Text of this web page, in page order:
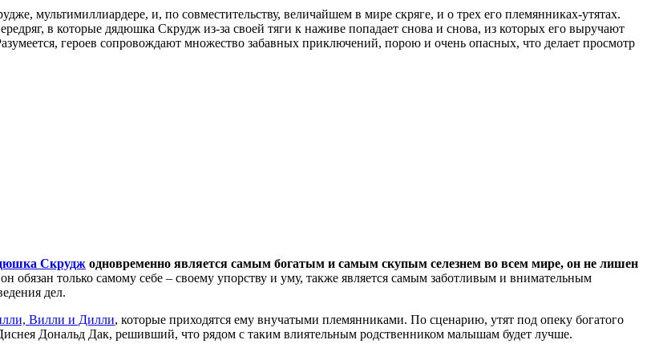
мультимиллиардере, и, по совместительству, величайшем в мире скряге, и о трех его племянниках-утятах.
в которые дядюшка Скрудж из-за своей тяги к наживе попадает снова и снова, из которых его выручают
героев сопровождают множество забавных приключений, порою и очень опасных, что делает просмотр
Скрудж одновременно является самым богатым и самым скупым селезнем во всем мире, он не лишен
обязан только самому себе – своему упорству и уму, также является самым заботливым и внимательным
дел.
Вилли и Дилли, которые приходятся ему внучатыми племянниками. По сценарию, утят под опеку богатого
Дональд Дак, решивший, что рядом с таким влиятельным родственником малышам будет лучше.